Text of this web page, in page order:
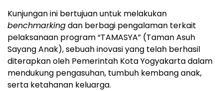
Kunjungan ini bertujuan untuk melakukan
benchmarkingdan berbagi pengalaman terkait
pelaksanaan program “TAMASYA” (Taman Asuh
Sayang Anak), sebuah inovasi yang telah berhasil
diterapkan oleh Pemerintah Kota Yogyakarta dalam
mendukung pengasuhan, tumbuh kembang anak,
serta ketahanan keluarga.